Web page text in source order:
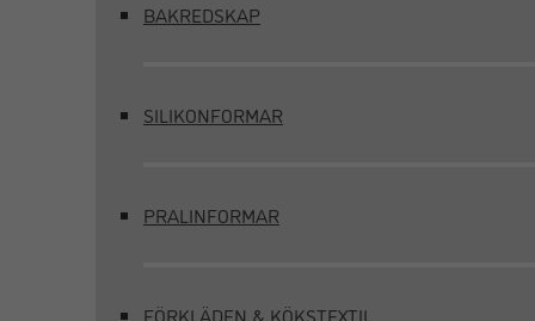
BAKREDSKAP
SILIKONFORMAR
PRALINFORMAR
FÖRKLÄDEN & KÖKSTEXTIL